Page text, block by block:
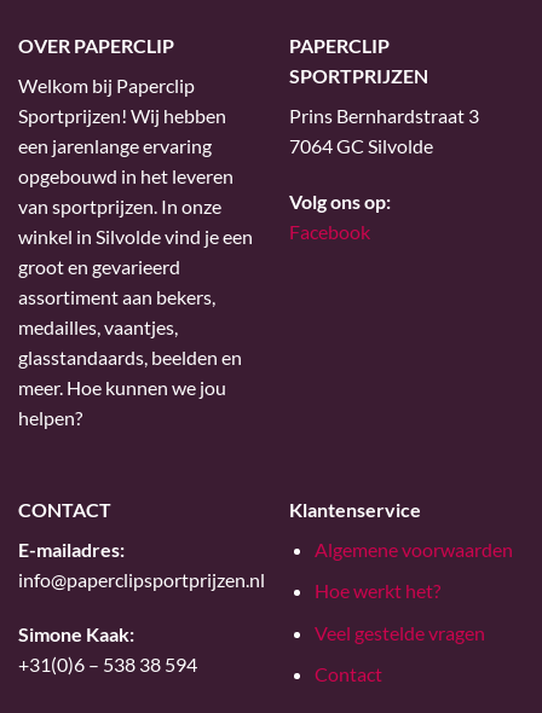
OVER PAPERCLIP
Welkom bij Paperclip
Sportprijzen! Wij hebben
een jarenlange ervaring
opgebouwd in het leveren
van sportprijzen. In onze
winkel in Silvolde vind je een
groot en gevarieerd
assortiment aan bekers,
medailles, vaantjes,
glasstandaards, beelden en
meer. Hoe kunnen we jou
helpen?
PAPERCLIP
SPORTPRIJZEN
Prins Bernhardstraat 3
7064 GC Silvolde
Volg ons op:
Facebook
CONTACT
E-mailadres:
info@paperclipsportprijzen.nl
Simone Kaak:
+31(0)6 – 538 38 594
Klantenservice
Algemene voorwaarden
Hoe werkt het?
Veel gestelde vragen
Contact